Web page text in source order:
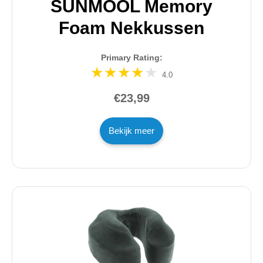
SUNMOOL Memory
Foam Nekkussen
Primary Rating:
4.0
€23,99
Bekijk meer